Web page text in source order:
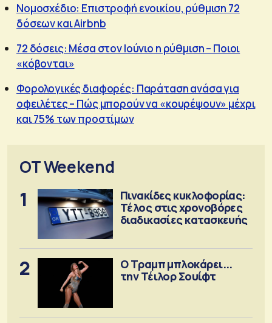
Νομοσχέδιο: Επιστροφή ενοικίου, ρύθμιση 72
δόσεων και Airbnb
72 δόσεις: Μέσα στον Ιούνιο η ρύθμιση – Ποιοι
«κόβονται»
Φορολογικές διαφορές: Παράταση ανάσα για
οφειλέτες – Πώς μπορούν να «κουρέψουν» μέχρι
και 75% των προστίμων
OT Weekend
1
Πινακίδες κυκλοφορίας:
Τέλος στις χρονοβόρες
διαδικασίες κατασκευής
2
Ο Τραμπ μπλοκάρει...
την Τέιλορ Σουίφτ